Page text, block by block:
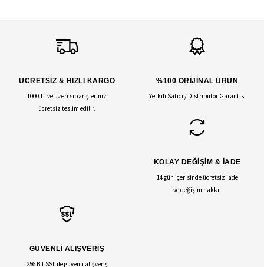
ÜCRETSİZ & HIZLI KARGO
1000 TL ve üzeri siparişleriniz
ücretsiz teslim edilir.
%100 ORİJİNAL ÜRÜN
Yetkili Satıcı / Distribütör Garantisi
KOLAY DEĞİŞİM & İADE
14 gün içerisinde ücretsiz iade
ve değişim hakkı.
GÜVENLİ ALIŞVERİŞ
256 Bit SSL ile güvenli alışveriş